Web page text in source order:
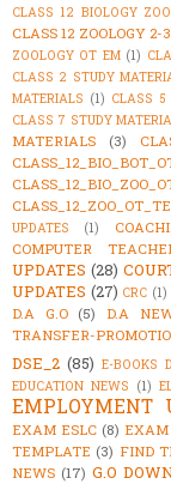
CLASS 12 BIOLOGY
CLASS 12 ZOOLOGY 2-
ZOOLOGY OT EM (1)
CLASS 2 STUDY
MATERIALS (1) CLASS 5
CLASS 7 STUDY
MATERIALS
(3)
UPDATES
(1)
COMPUTER
UPDATES (28)
UPDATES (27) CRC (1)
D.A G.O (5) D.A
TRANSFER-
DSE_2 (85) E-BOOKS
EDUCATION NEWS (1)
EMPLOYMENT
EXAM ESLC (8) EXAM
TEMPLATE (3) FIND
NEWS (17) G.O